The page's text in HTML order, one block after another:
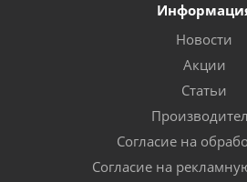
Новости
Акции
Статьи
Согласие на
Согласие на